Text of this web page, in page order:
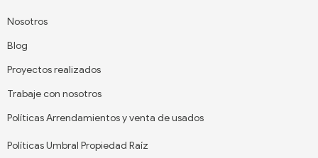
Nosotros
Blog
Proyectos realizados
Trabaje con nosotros
Políticas Arrendamientos y venta de usados
Políticas Umbral Propiedad Raíz